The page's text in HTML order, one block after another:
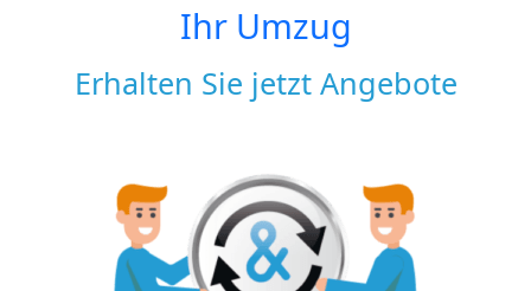
Ihr Umzug
Erhalten Sie jetzt Angebote